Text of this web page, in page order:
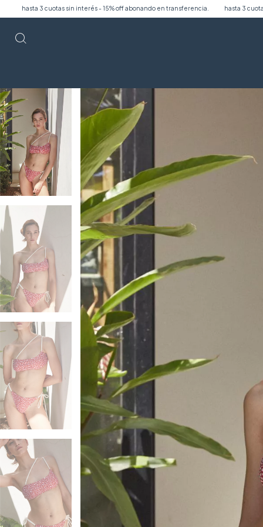
interés - 15% off abonando en transferencia. hasta 3 cuotas sin interés - 15% off